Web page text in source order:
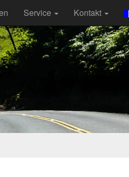
Service Kontakt